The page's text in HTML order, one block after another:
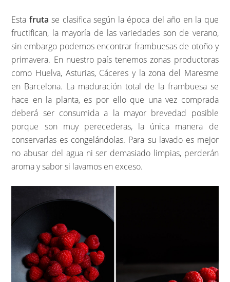
Esta fruta se clasifica según la época del año en la que
fructifican, la mayoría de las variedades son de verano,
sin embargo podemos encontrar frambuesas de otoño y
primavera. En nuestro país tenemos zonas productoras
como Huelva, Asturias, Cáceres y la zona del Maresme
en Barcelona. La maduración total de la frambuesa se
hace en la planta, es por ello que una vez comprada
deberá ser consumida a la mayor brevedad posible
porque son muy perecederas, la única manera de
conservarlas es congelándolas. Para su lavado es mejor
no abusar del agua ni ser demasiado limpias, perderán
aroma y sabor si lavamos en exceso.